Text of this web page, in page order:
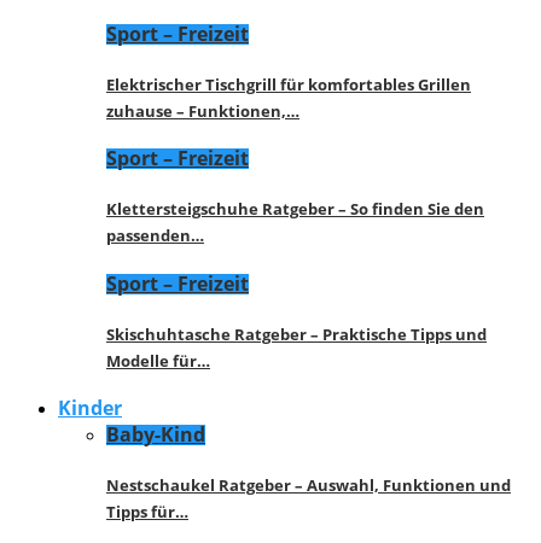
Sport – Freizeit
Elektrischer Tischgrill für komfortables Grillen
zuhause – Funktionen,…
Sport – Freizeit
Klettersteigschuhe Ratgeber – So finden Sie den
passenden…
Sport – Freizeit
Skischuhtasche Ratgeber – Praktische Tipps und
Modelle für…
Kinder
Baby-Kind
Nestschaukel Ratgeber – Auswahl, Funktionen und
Tipps für…